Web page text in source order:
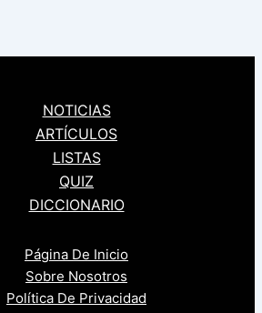
NOTICIAS
ARTÍCULOS
LISTAS
QUIZ
DICCIONARIO
Página De Inicio
Sobre Nosotros
Política De Privacidad